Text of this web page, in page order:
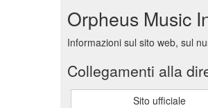
Orpheus Music
Informazioni sul sito web, sul
Collegamenti alla
Sito ufficiale